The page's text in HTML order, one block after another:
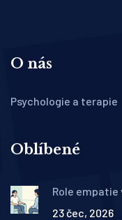
O nás
Psychologie a terapie
Oblíbené
Role
23 čec, 2026